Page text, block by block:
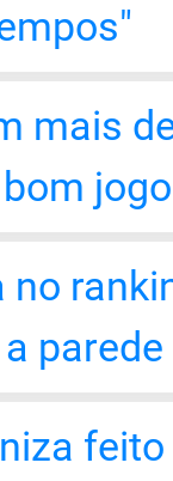
mais
no
parede